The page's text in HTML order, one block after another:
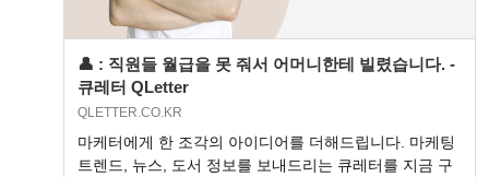
👤 : 직원들 월급을 못 줘서 어머니한테 빌렸습니다. -
큐레터 QLetter
QLETTER.CO.KR
마케터에게 한 조각의 아이디어를 더해드립니다. 마케팅
트렌드, 뉴스, 도서 정보를 보내드리는 큐레터를 지금 구